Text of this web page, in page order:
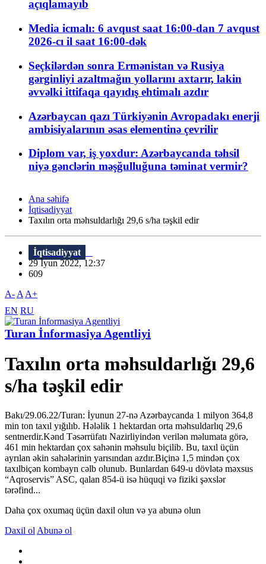
açıqlamayıb
Media icmalı: 6 avqust saat 16:00-dan 7 avqust
2026-cı il saat 16:00-dək
Seçkilərdən sonra Ermənistan və Rusiya
gərginliyi azaltmağın yollarını axtarır, lakin
əvvəlki ittifaqa qayıdış ehtimalı azdır
Azərbaycan qazı Türkiyənin Avropadakı enerji
ambisiyalarının əsas elementinə çevrilir
Diplom var, iş yoxdur: Azərbaycanda təhsil
niyə gənclərin məşğulluğuna təminat vermir?
Ana səhifə
İqtisadiyyat
Taxılın orta məhsuldarlığı 29,6 s/ha təşkil edir
İqtisadiyyat
29 İyun 2022, 12:37
609
A- A A+
EN RU
Turan İnformasiya Agentliyi
Taxılın orta məhsuldarlığı 29,6
s/ha təşkil edir
Bakı/29.06.22/Turan: İyunun 27-nə Azərbaycanda 1 milyon 364,8
min ton taxıl yığılıb. Hələlik 1 hektardan orta məhsuldarlıq 29,6
sentnerdir.Kənd Təsərrüfatı Nazirliyindən verilən məlumata görə,
461 min hektardan çox sahənin məhsulu biçilib. Bu, taxıl üçün
ayrılan əkin sahələrinin yarısından azdır.Biçinə 1,5 mindən çox
taxılbiçən kombayn cəlb olunub. Bunlardan 649-u dövlətə məxsus
“Aqroservis” ASC, qalan 854-ü isə hüquqi və fiziki şəxslər
tərəfind...
Daha çox oxumaq üçün daxil olun və ya abunə olun
Daxil ol Abunə ol